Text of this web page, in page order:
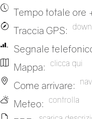
Tempo totale ore
Traccia GPS:
Segnale
Mappa: clicca qui
Come arrivare:
Meteo: controlla